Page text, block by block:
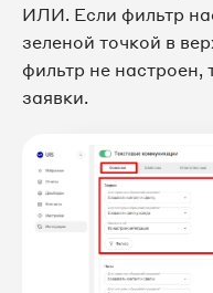
ИЛИ. Если фильтр
зеленой точкой в
фильтр не настроен,
заявки.